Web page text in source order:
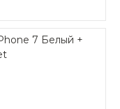
7 Белый +